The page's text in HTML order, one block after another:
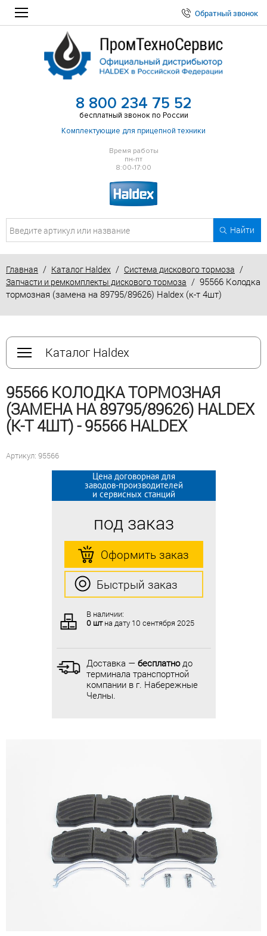
Обратный звонок
8 800 234 75 52
бесплатный звонок по России
Комплектующие для прицепной техники
Время работы
пн-пт
8:00-17:00
Найти
Главная / Каталог Haldex / Система дискового тормоза /
Запчасти и ремкомплекты дискового тормоза / 95566 Колодка
тормозная (замена на 89795/89626) Haldex (к-т 4шт)
Каталог Haldex
95566 КОЛОДКА ТОРМОЗНАЯ
(ЗАМЕНА НА 89795/89626) HALDEX
(К-Т 4ШТ) - 95566 HALDEX
Артикул: 95566
Цена договорная для
заводов-производителей
и сервисных станций
под заказ
Оформить заказ
Быстрый заказ
В наличии:
0 штна дату 10 сентября 2025
Доставка — бесплатнодо
терминала транспортной
компании в г. Набережные
Челны.
Цена договорная для
заводов-производителей
и сервисных станций
под заказ
Оформить заказ
Быстрый заказ
В наличии:
0 штна дату 10 сентября 2025
Доставка — бесплатнодо
терминала транспортной
компании в г. Набережные
Челны.